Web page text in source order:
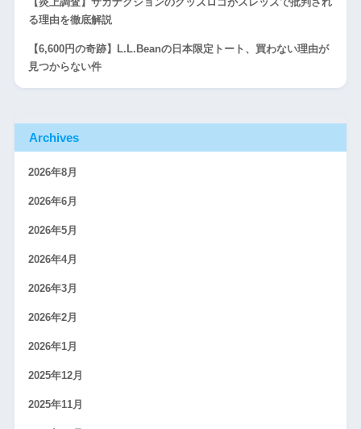
【炎上調査】サカナクションのグッズロゴがスレッズで批判され
る理由を徹底解説
【6,600円の奇跡】L.L.Beanの日本限定トート、買わない理由が
見つからない件
Archives
2026年8月
2026年6月
2026年5月
2026年4月
2026年3月
2026年2月
2026年1月
2025年12月
2025年11月